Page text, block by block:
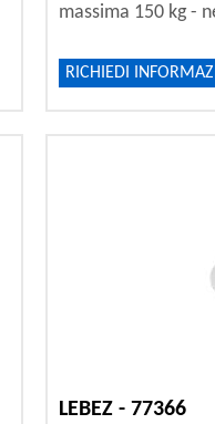
massima 150 kg -
RICHIEDI
LEBEZ - 77366